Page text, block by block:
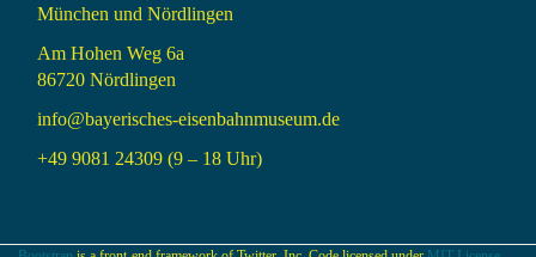
München und Nördlingen
Am Hohen Weg 6a
86720 Nördlingen
info@bayerisches-eisenbahnmuseum.de
+49 9081 24309 (9 – 18 Uhr)